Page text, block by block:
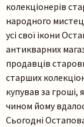
колекціонерів
народного
усі свої ікони
антикварних
продавців
старших
купував за гроші,
чином йому
Сьогодні